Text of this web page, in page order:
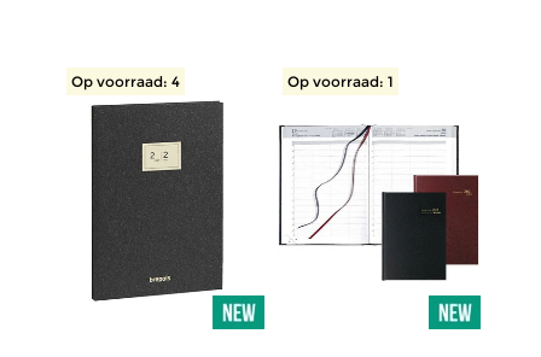
Op voorraad: 4 Op voorraad: 1